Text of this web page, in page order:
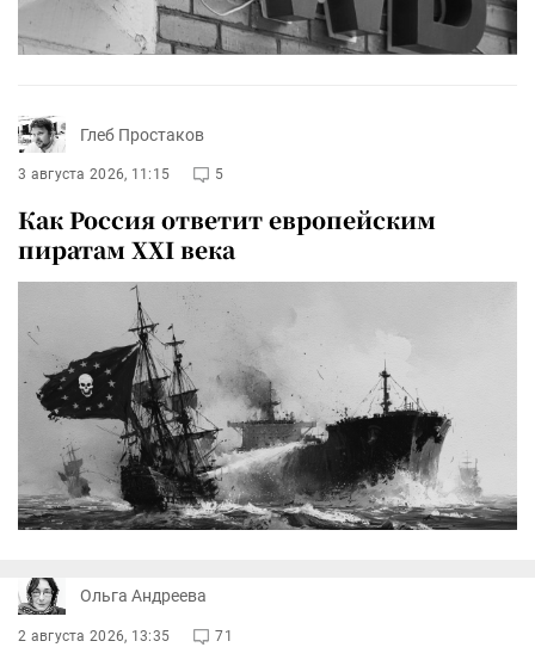
Глеб Простаков
3 августа 2026, 11:15 5
Как Россия ответит европейским
пиратам XXI века
Ольга Андреева
2 августа 2026, 13:35 71